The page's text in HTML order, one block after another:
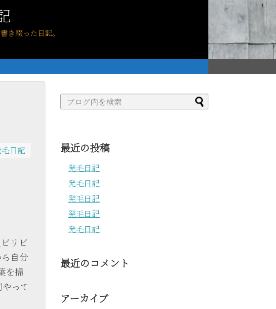
き綴った日記。
日記
リビ
自分
を掃
って
最近の投稿
発毛日記
発毛日記
発毛日記
発毛日記
発毛日記
最近のコメント
アーカイブ